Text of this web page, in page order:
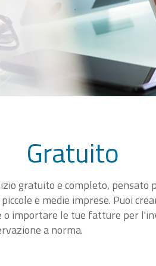
Gratuito
gratuito e completo, pensato
e medie imprese. Puoi
o importare le tue fatture per
a norma.